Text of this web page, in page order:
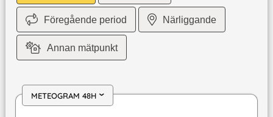
Föregående period Närliggande
Annan mätpunkt
METEOGRAM 48H ›
sön 9 aug: 24 till 11,4 grader: ingen nederbörd: upp till